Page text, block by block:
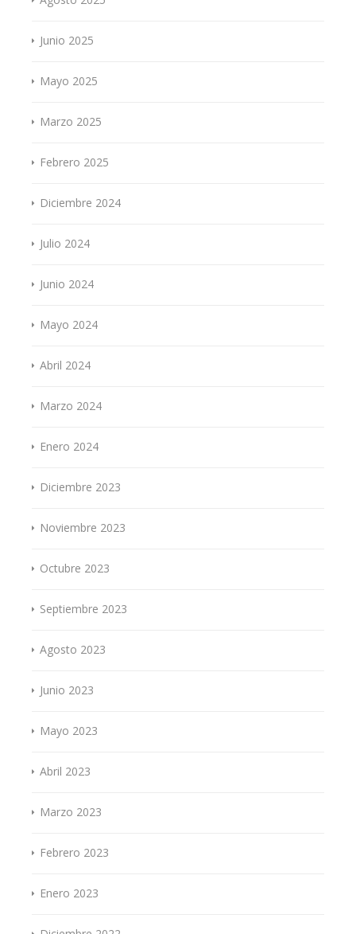
Junio 2025
Mayo 2025
Marzo 2025
Febrero 2025
Diciembre 2024
Julio 2024
Junio 2024
Mayo 2024
Abril 2024
Marzo 2024
Enero 2024
Diciembre 2023
Noviembre 2023
Octubre 2023
Septiembre 2023
Agosto 2023
Junio 2023
Mayo 2023
Abril 2023
Marzo 2023
Febrero 2023
Enero 2023